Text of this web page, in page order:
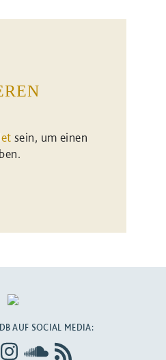
sein, um einen
AUF SOCIAL MEDIA: